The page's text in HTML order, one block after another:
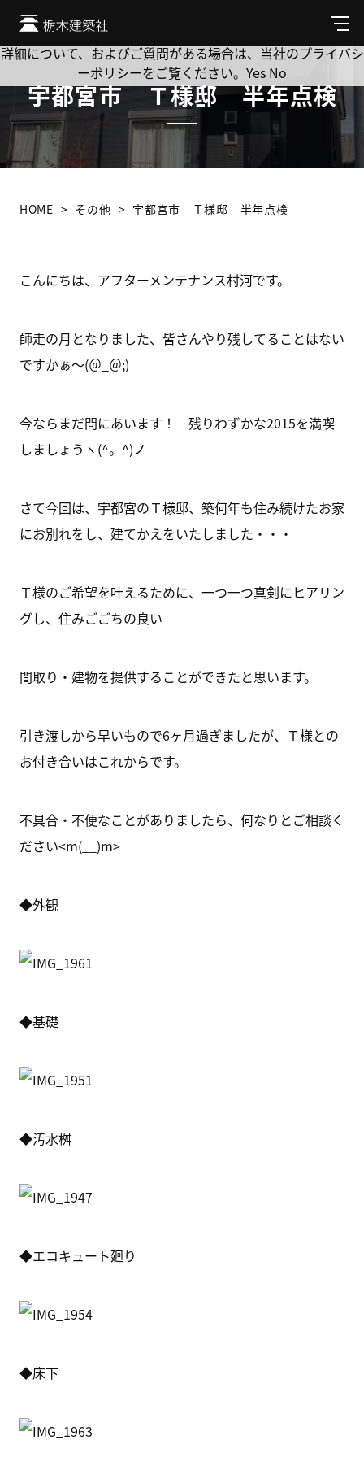
メ
ニ
ュ
宇都宮市 Ｔ様邸 半年点検
HOME その他 宇都宮市 Ｔ様邸 半年点検
こんにちは、アフターメンテナンス村河です。
師走の月となりました、皆さんやり残してることはない
ですかぁ～(＠_＠;)
今ならまだ間にあいます！ 残りわずかな2015を満喫
しましょうヽ(^。^)ノ
さて今回は、宇都宮のＴ様邸、築何年も住み続けたお家
にお別れをし、建てかえをいたしました・・・
Ｔ様のご希望を叶えるために、一つ一つ真剣にヒアリン
グし、住みごごちの良い
間取り・建物を提供することができたと思います。
引き渡しから早いもので6ヶ月過ぎましたが、Ｔ様との
お付き合いはこれからです。
不具合・不便なことがありましたら、何なりとご相談く
ださい<m(__)m>
◆外観
◆基礎
◆汚水桝
◆エコキュート廻り
◆床下
Cookie を使用して、お客様の活動を追跡してもよろしいです
か? 当社ではお客様のプライバシーを極めて重視しています。
詳細について、およびご質問がある場合は、当社のプライバシ
ーポリシーをご覧ください。 Yes No